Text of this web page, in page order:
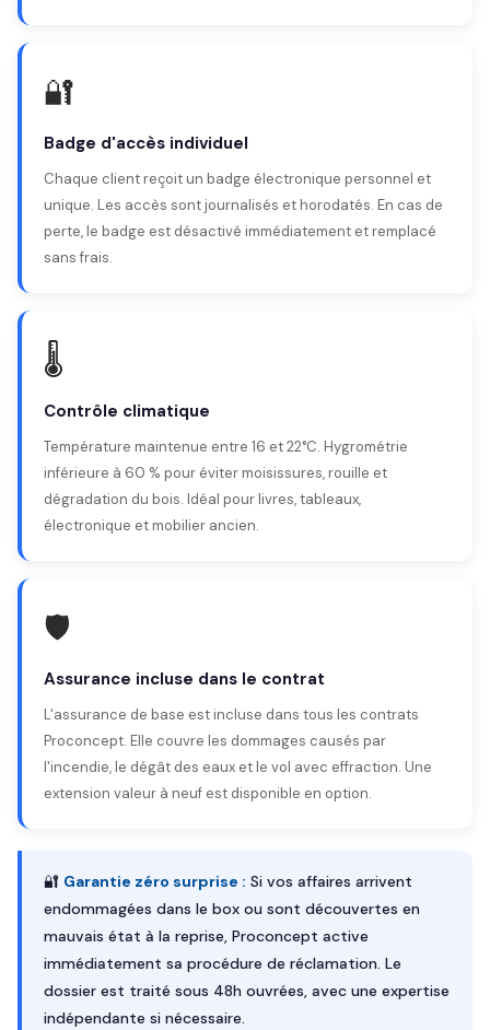
🔐
Badge d'accès individuel
Chaque client reçoit un badge électronique personnel et
unique. Les accès sont journalisés et horodatés. En cas de
perte, le badge est désactivé immédiatement et remplacé
sans frais.
🌡️
Contrôle climatique
Température maintenue entre 16 et 22°C. Hygrométrie
inférieure à 60 % pour éviter moisissures, rouille et
dégradation du bois. Idéal pour livres, tableaux,
électronique et mobilier ancien.
🛡️
Assurance incluse dans le contrat
L'assurance de base est incluse dans tous les contrats
Proconcept. Elle couvre les dommages causés par
l'incendie, le dégât des eaux et le vol avec effraction. Une
extension valeur à neuf est disponible en option.
🔐 Garantie zéro surprise : Si vos affaires arrivent
endommagées dans le box ou sont découvertes en
mauvais état à la reprise, Proconcept active
immédiatement sa procédure de réclamation. Le
dossier est traité sous 48h ouvrées, avec une expertise
indépendante si nécessaire.